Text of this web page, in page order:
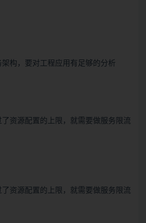
构，要对工程应用有足够的分析
资源配置的上限，就需要做服务限流
资源配置的上限，就需要做服务限流